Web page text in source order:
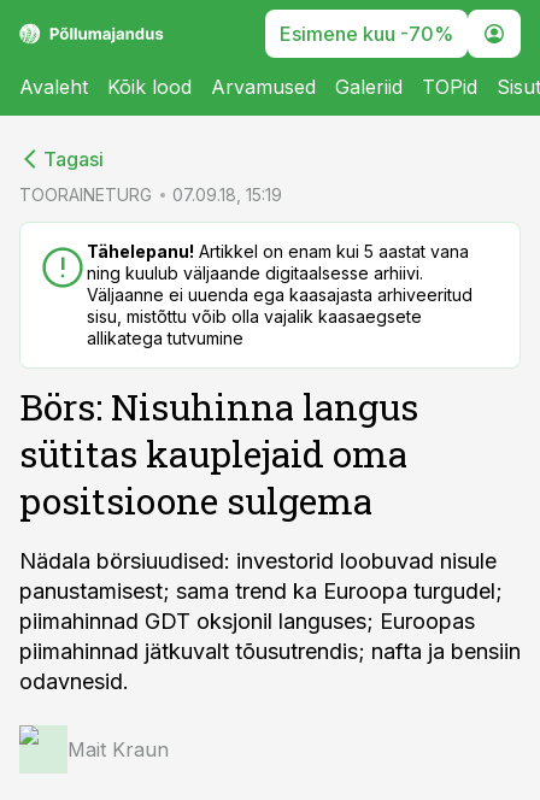
Esimene kuu -70%
Avaleht Kõik lood Arvamused Galeriid TOPid
Tagasi
TOORAINETURG 07.09.18, 15:19
Tähelepanu! Artikkel on enam kui 5 aastat vana
ning kuulub väljaande digitaalsesse arhiivi.
Väljaanne ei uuenda ega kaasajasta arhiveeritud
sisu, mistõttu võib olla vajalik kaasaegsete
allikatega tutvumine
Börs: Nisuhinna langus
sütitas kauplejaid oma
positsioone sulgema
Nädala börsiuudised: investorid loobuvad nisule
panustamisest; sama trend ka Euroopa turgudel;
piimahinnad GDT oksjonil languses; Euroopas
piimahinnad jätkuvalt tõusutrendis; nafta ja bensiin
odavnesid.
Mait Kraun